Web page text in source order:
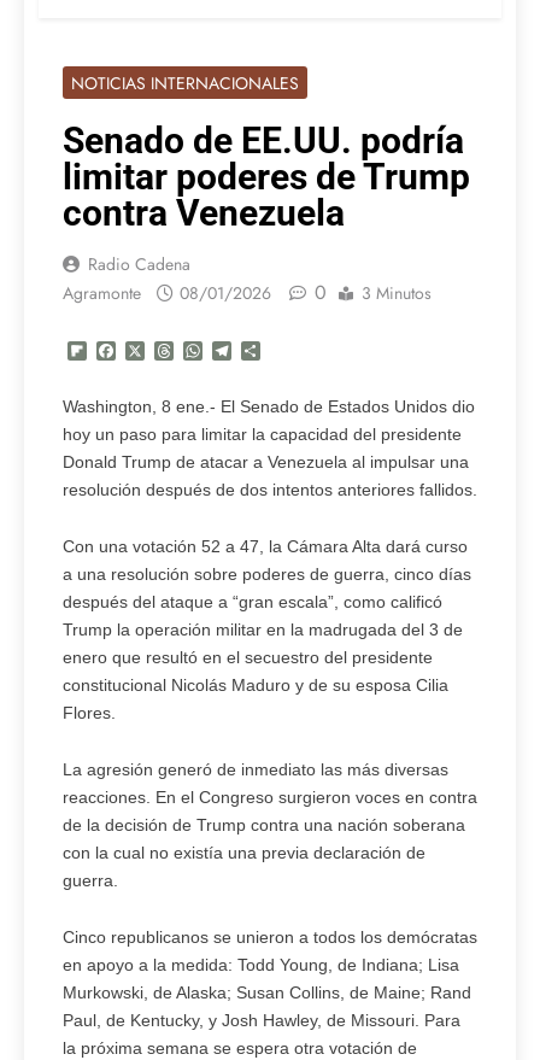
NOTICIAS INTERNACIONALES
Senado de EE.UU. podría
limitar poderes de Trump
contra Venezuela
Radio Cadena
Agramonte
08/01/2026 0 3 Minutos
Flipboard
FacebookThreadsWhatsApp
Telegram
Washington, 8 ene.- El Senado de Estados Unidos dio
hoy un paso para limitar la capacidad del presidente
Donald Trump de atacar a Venezuela al impulsar una
resolución después de dos intentos anteriores fallidos.
Con una votación 52 a 47, la Cámara Alta dará curso
a una resolución sobre poderes de guerra, cinco días
después del ataque a “gran escala”, como calificó
Trump la operación militar en la madrugada del 3 de
enero que resultó en el secuestro del presidente
constitucional Nicolás Maduro y de su esposa Cilia
Flores.
La agresión generó de inmediato las más diversas
reacciones. En el Congreso surgieron voces en contra
de la decisión de Trump contra una nación soberana
con la cual no existía una previa declaración de
guerra.
Cinco republicanos se unieron a todos los demócratas
en apoyo a la medida: Todd Young, de Indiana; Lisa
Murkowski, de Alaska; Susan Collins, de Maine; Rand
Paul, de Kentucky, y Josh Hawley, de Missouri. Para
la próxima semana se espera otra votación de